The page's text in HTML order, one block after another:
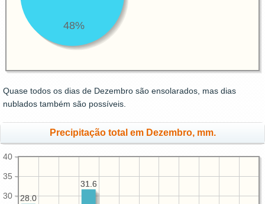
48%
Quase todos os dias de Dezembro são ensolarados, mas dias
nublados também são possíveis.
Precipitação total em Dezembro, mm.
30
35
40
31.6
28.0
31.6
28.0